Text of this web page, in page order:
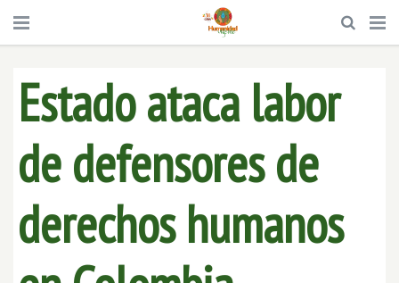
Estado ataca labor
de defensores de
derechos humanos